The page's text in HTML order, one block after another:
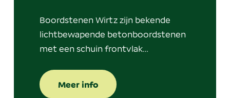
Boordstenen Wirtz zijn bekende
lichtbewapende betonboordstenen
met een schuin frontvlak…
Meer info